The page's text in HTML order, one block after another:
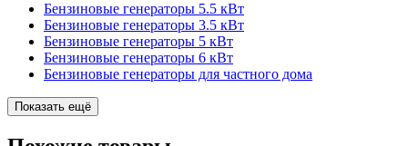
Бензиновые генераторы 5.5 кВт
Бензиновые генераторы 3.5 кВт
Бензиновые генераторы 5 кВт
Бензиновые генераторы 6 кВт
Бензиновые генераторы для частного дома
Показать ещё